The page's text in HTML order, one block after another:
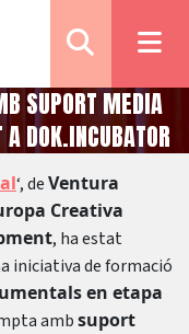
SUPORT MEDIA
A DOK.INCUBATOR
‘, deVentura
Creativa
, ha estat
iniciativa de formació
en etapa
ambsuport